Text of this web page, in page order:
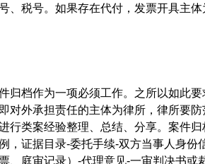
、税号。如果存在代付，发票开具主
归档作为一项必须工作。之所以如此
对外承担责任的主体为律所，律所要
行类案经验整理、总结、分享。案件
，证据目录-委托手续-双方当事人身
、庭审记录）-代理意见-一审判决书